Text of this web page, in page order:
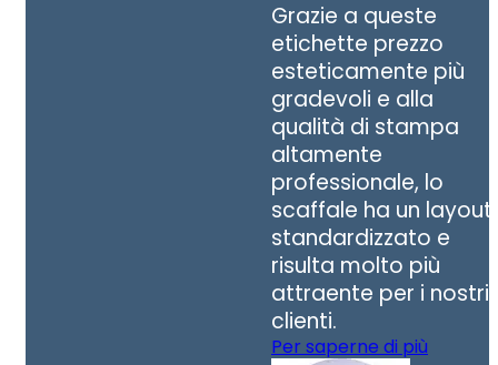
Grazie a queste
etichette prezzo
esteticamente più
gradevoli e alla
qualità di stampa
altamente
professionale, lo
scaffale ha un layout
standardizzato e
risulta molto più
attraente per i nostri
clienti.
Per saperne di più